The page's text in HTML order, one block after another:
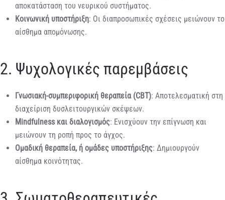
αποκατάσταση του νευρικού συστήματος.
Κοινωνική υποστήριξη: Οι διαπροσωπικές σχέσεις μειώνουν το
αίσθημα απομόνωσης.
2. Ψυχολογικές παρεμβάσεις
Γνωσιακή-συμπεριφορική θεραπεία (CBT): Αποτελεσματική στη
διαχείριση δυσλειτουργικών σκέψεων.
Mindfulness και διαλογισμός: Ενισχύουν την επίγνωση και
μειώνουν τη ροπή προς το άγχος.
Ομαδική θεραπεία, ή ομάδες υποστήριξης: Δημιουργούν
αίσθημα κοινότητας.